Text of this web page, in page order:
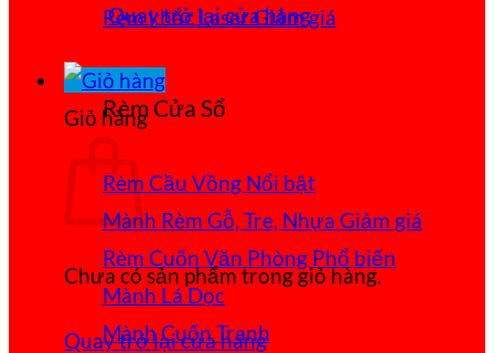
Quay trở lại cửa hàng
Giỏ hàng
Chưa có sản phẩm trong giỏ hàng.
Quay trở lại cửa hàng
Rèm khắc Laser
Rèm Cửa Sổ
Rèm Cầu Vồng
Mành Rèm Gỗ, Tre, Nhựa
Rèm Cuốn Văn Phòng
Mành Lá Dọc
Mành Cuốn Tranh